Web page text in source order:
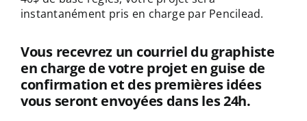
instantanément pris en charge par Pencilead.
Vous recevrez un courriel du graphiste
en charge de votre projet en guise de
confirmation et des premières idées
vous seront envoyées dans les 24h.